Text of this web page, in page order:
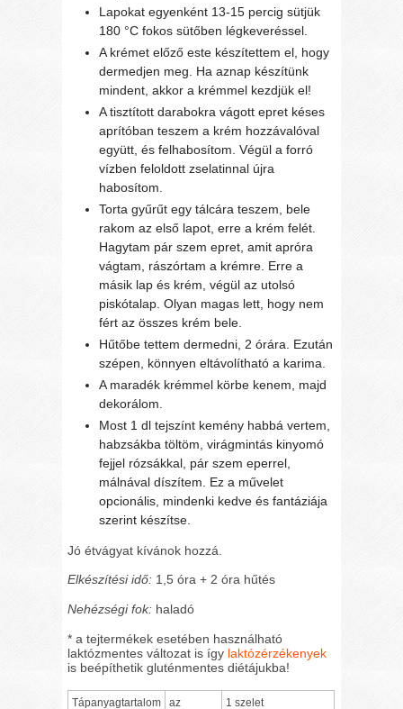
Lapokat egyenként 13-15 percig sütjük
180 °C fokos sütőben légkeveréssel.
A krémet előző este készítettem el, hogy
dermedjen meg. Ha aznap készítünk
mindent, akkor a krémmel kezdjük el!
A tisztított darabokra vágott epret késes
aprítóban teszem a krém hozzávalóval
együtt, és felhabosítom. Végül a forró
vízben feloldott zselatinnal újra
habosítom.
Torta gyűrűt egy tálcára teszem, bele
rakom az első lapot, erre a krém felét.
Hagytam pár szem epret, amit apróra
vágtam, rászórtam a krémre. Erre a
másik lap és krém, végül az utolsó
piskótalap. Olyan magas lett, hogy nem
fért az összes krém bele.
Hűtőbe tettem dermedni, 2 órára. Ezután
szépen, könnyen eltávolítható a karima.
A maradék krémmel körbe kenem, majd
dekorálom.
Most 1 dl tejszínt kemény habbá vertem,
habzsákba töltöm, virágmintás kinyomó
fejjel rózsákkal, pár szem eperrel,
málnával díszítem. Ez a művelet
opcionális, mindenki kedve és fantáziája
szerint készítse.
Jó étvágyat kívánok hozzá.
Elkészítési idő: 1,5 óra + 2 óra hűtés
Nehézségi fok: haladó
* a tejtermékek esetében használható
laktózmentes változat is így laktózérzékenyek
is beépíthetik gluténmentes diétájukba!
Tápanyagtartalom az 1 szelet